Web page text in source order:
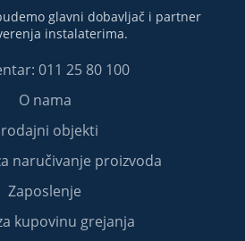
glavni dobavljač i partner
instalaterima.
011 25 80 100
O nama
objekti
naručivanje proizvoda
Zaposlenje
kupovinu grejanja